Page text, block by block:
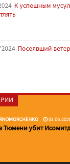
К успешным
Посеявший
Тюмени убит